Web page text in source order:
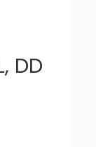
DD